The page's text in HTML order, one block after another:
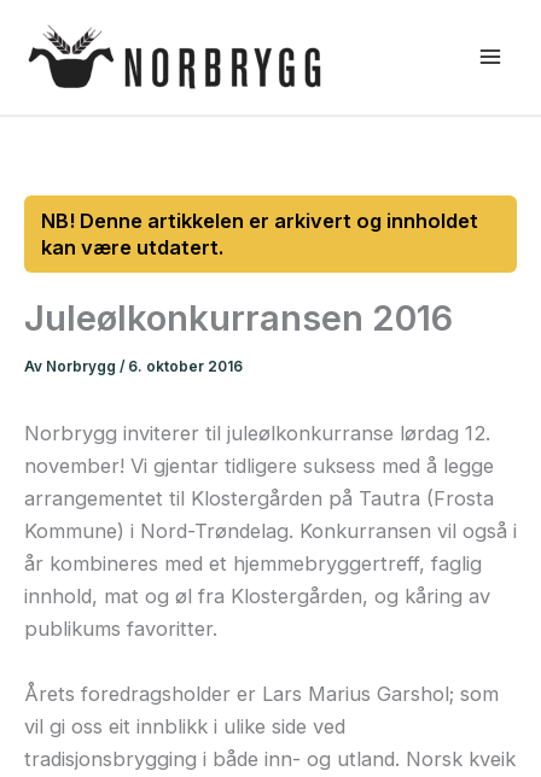
rett
Juleølkonkurransen 2016
Av Norbrygg / 6. oktober 2016
Norbrygg inviterer til juleølkonkurranse lørdag 12.
november! Vi gjentar tidligere suksess med å legge
arrangementet til Klostergården på Tautra (Frosta
Kommune) i Nord-Trøndelag. Konkurransen vil også i
år kombineres med et hjemmebryggertreff, faglig
innhold, mat og øl fra Klostergården, og kåring av
publikums favoritter.
Årets foredragsholder er Lars Marius Garshol; som
vil gi oss eit innblikk i ulike side ved
tradisjonsbrygging i både inn- og utland. Norsk kveik